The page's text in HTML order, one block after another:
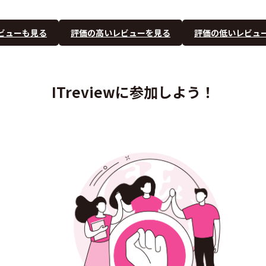
ューも見る 評価の高いレビューを見る 評価の低いレビュ
ITreviewに参加しよう！